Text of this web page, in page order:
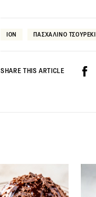
ΙΟΝ ΠΑΣΧΑΛΙΝΟ ΤΣΟΥΡΕΚΙ
SHARE THIS ARTICLE